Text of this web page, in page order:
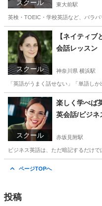
スクール 東大前駅
英検・TOEIC・学校英語など、バラ
東京 文京区 東大前駅 予
スクール
【ネイティ
会話レッスン
神奈川県 横浜駅
「英語がうまく話せない」「単語し
神奈川 横浜市 横浜駅 英
スクール
楽しく学べば
英会話/ビジネ
赤坂見附駅
ビジネス英語は、ただ暗記するだけ
ページTOPへ
投稿